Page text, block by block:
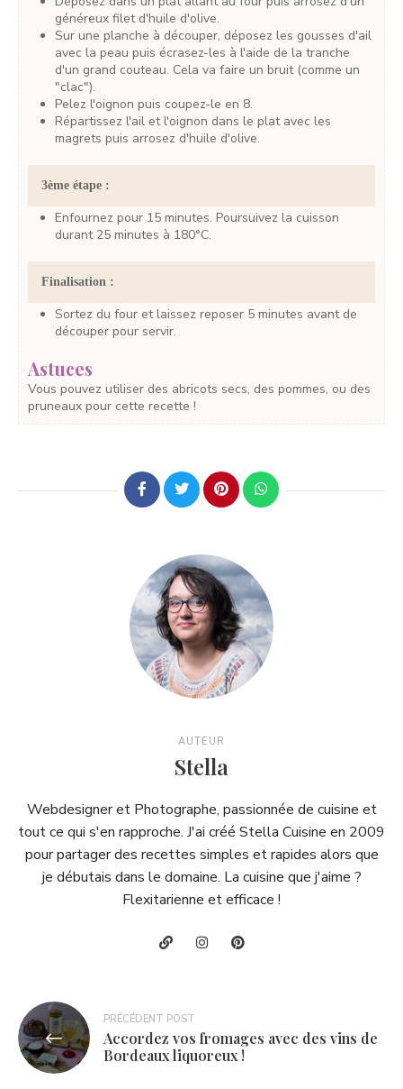
généreux filet d'huile d'olive.
Sur une planche à découper, déposez les gousses d'ail
avec la peau puis écrasez-les à l'aide de la tranche
d'un grand couteau. Cela va faire un bruit (comme un
"clac").
Pelez l'oignon puis coupez-le en 8.
Répartissez l'ail et l'oignon dans le plat avec les
magrets puis arrosez d'huile d'olive.
3ème étape :
Enfournez pour 15 minutes. Poursuivez la cuisson
durant 25 minutes à 180°C.
Finalisation :
Sortez du four et laissez reposer 5 minutes avant de
découper pour servir.
Astuces
Vous pouvez utiliser des abricots secs, des pommes, ou des
pruneaux pour cette recette !
AUTEUR
Stella
Webdesigner et Photographe, passionnée de cuisine et
tout ce qui s'en rapproche. J'ai créé Stella Cuisine en 2009
pour partager des recettes simples et rapides alors que
je débutais dans le domaine. La cuisine que j'aime ?
Flexitarienne et efficace !
Navigation
de
l’article
PRÉCÉDENT POST
Accordez vos fromages avec des vins de
Bordeaux liquoreux !